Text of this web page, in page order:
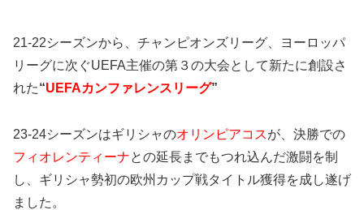
21-22シーズンから、チャンピオンズリーグ、ヨーロッパ
リーグに次ぐUEFA主催の第３の大会として新たに創設さ
れた“UEFAカンファレンスリーグ”
23-24シーズンはギリシャのオリンピアコスが、決勝での
フィオレンティーナとの延長までもつれ込んだ激闘を制
し、ギリシャ勢初の欧州カップ戦タイトル獲得を成し遂げ
ました。